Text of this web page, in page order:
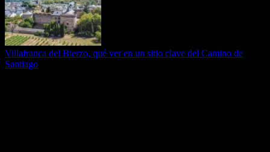
Villafranca del Bierzo, qué ver en un sitio clave del Camino de
Santiago